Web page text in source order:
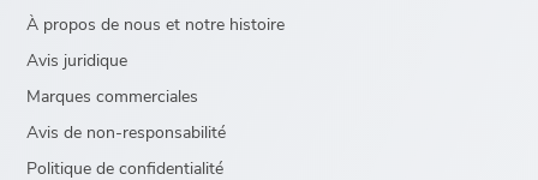
À propos de nous et notre histoire
Avis juridique
Marques commerciales
Avis de non-responsabilité
Politique de confidentialité